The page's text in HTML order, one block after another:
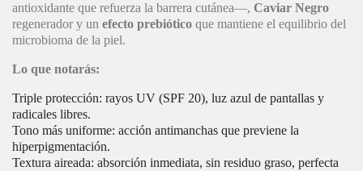
antioxidante que refuerza la barrera cutánea—, Caviar Negro
regenerador y un efecto prebiótico que mantiene el equilibrio del
microbioma de la piel.
Lo que notarás:
Triple protección: rayos UV (SPF 20), luz azul de pantallas y
radicales libres.
Tono más uniforme: acción antimanchas que previene la
hiperpigmentación.
Textura aireada: absorción inmediata, sin residuo graso, perfecta